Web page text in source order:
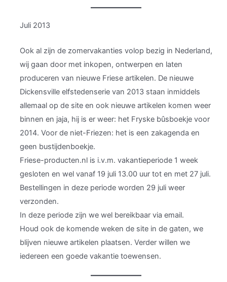
Juli 2013
Ook al zijn de zomervakanties volop bezig in Nederland,
wij gaan door met inkopen, ontwerpen en laten
produceren van nieuwe Friese artikelen. De nieuwe
Dickensville elfstedenserie van 2013 staan inmiddels
allemaal op de site en ook nieuwe artikelen komen weer
binnen en jaja, hij is er weer: het Fryske bûsboekje voor
2014. Voor de niet-Friezen: het is een zakagenda en
geen bustijdenboekje.
Friese-producten.nl is i.v.m. vakantieperiode 1 week
gesloten en wel vanaf 19 juli 13.00 uur tot en met 27 juli.
Bestellingen in deze periode worden 29 juli weer
verzonden.
In deze periode zijn we wel bereikbaar via email.
Houd ook de komende weken de site in de gaten, we
blijven nieuwe artikelen plaatsen. Verder willen we
iedereen een goede vakantie toewensen.